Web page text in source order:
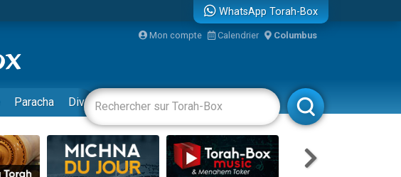
insalubre
WhatsApp Torah-Box
Mon compte Calendrier Columbus
Paracha Divertissements Livres Rabbanim